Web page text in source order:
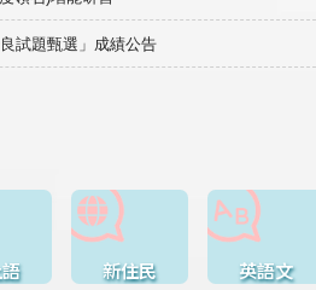
試題甄選」成績公告
新住民 英語文